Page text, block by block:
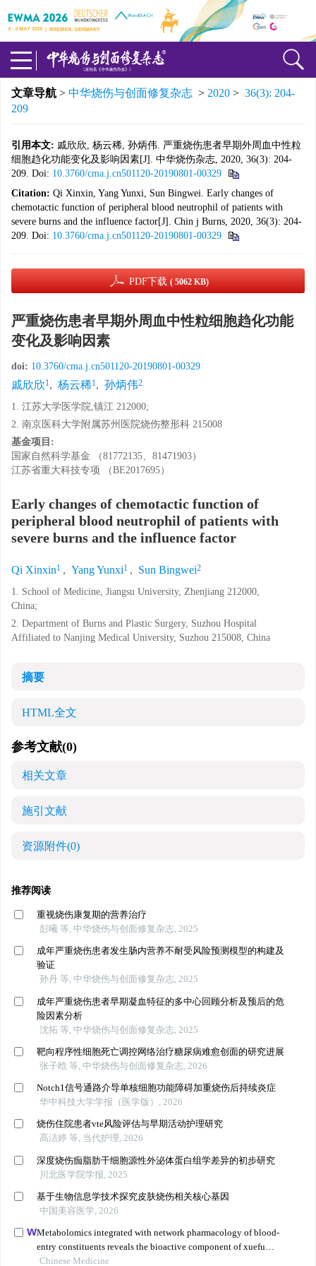
文章导航 > 中华烧伤与创面修复杂志 > 2020 > 36(3): 204-
209
引用本文: 戚欣欣, 杨云稀, 孙炳伟. 严重烧伤患者早期外周血中性粒
细胞趋化功能变化及影响因素[J]. 中华烧伤杂志, 2020, 36(3): 204-
209. Doi: 10.3760/cma.j.cn501120-20190801-00329
Citation: Qi Xinxin, Yang Yunxi, Sun Bingwei. Early changes of
chemotactic function of peripheral blood neutrophil of patients with
severe burns and the influence factor[J]. Chin j Burns, 2020, 36(3): 204-
209. Doi: 10.3760/cma.j.cn501120-20190801-00329
PDF下载 ( 5062 KB)
严重烧伤患者早期外周血中性粒细胞趋化功能
变化及影响因素
doi: 10.3760/cma.j.cn501120-20190801-00329
戚欣欣1, 杨云稀1, 孙炳伟2
1. 江苏大学医学院,镇江 212000;
2. 南京医科大学附属苏州医院烧伤整形科 215008
基金项目:
国家自然科学基金 （81772135、81471903）
江苏省重大科技专项 （BE2017695）
Early changes of chemotactic function of
peripheral blood neutrophil of patients with
severe burns and the influence factor
Qi Xinxin1 , Yang Yunxi1 , Sun Bingwei2
1. School of Medicine, Jiangsu University, Zhenjiang 212000,
China;
2. Department of Burns and Plastic Surgery, Suzhou Hospital
Affiliated to Nanjing Medical University, Suzhou 215008, China
摘要
HTML全文
参考文献(0)
相关文章
施引文献
资源附件(0)